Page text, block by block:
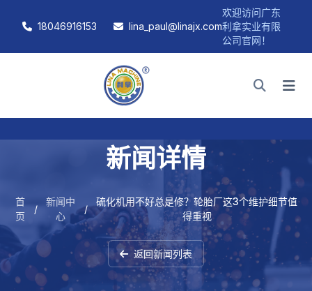
18046916153 lina_paul@linajx.com
欢迎访问广东
利拿实业有限
公司官网！
新闻详情
首
页
/
新闻中
心
/
硫化机用不好总是修？轮胎厂这3个维护细节值
得重视
返回新闻列表